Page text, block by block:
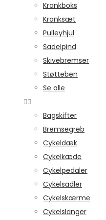
Krankboks
Kranksæt
Pulleyhjul
Sadelpind
Skivebremser
Støtteben
Se alle
Bagskifter
Bremsegreb
Cykeldæk
Cykelkæde
Cykelpedaler
Cykelsadler
Cykelskærme
Cykelslanger